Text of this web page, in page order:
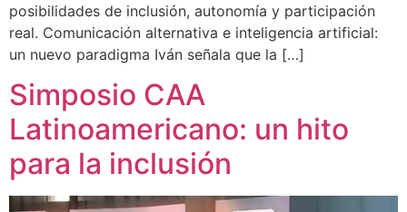
posibilidades de inclusión, autonomía y participación
real. Comunicación alternativa e inteligencia artificial:
un nuevo paradigma Iván señala que la […]
Simposio CAA
Latinoamericano: un hito
para la inclusión